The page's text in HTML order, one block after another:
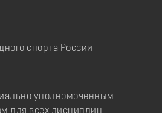
спорта России
уполномоченным